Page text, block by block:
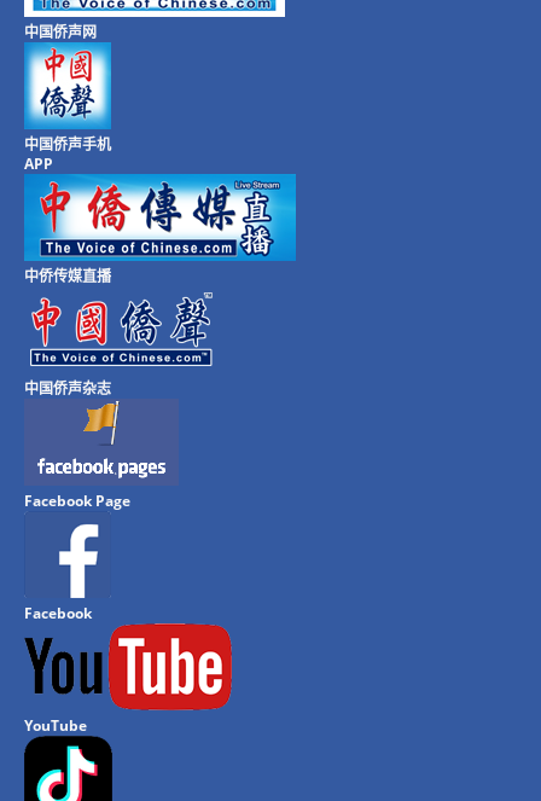
中国侨声网
中国侨声手机
APP
中侨传媒直播
中国侨声杂志
Facebook Page
Facebook
YouTube